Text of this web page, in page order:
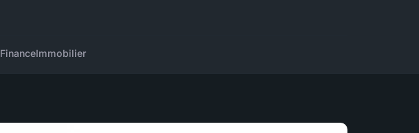
FinanceImmobilier